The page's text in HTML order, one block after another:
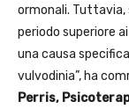
ormonali. Tuttavia,
periodo superiore
una causa
vulvodinia”, ha
Perris,